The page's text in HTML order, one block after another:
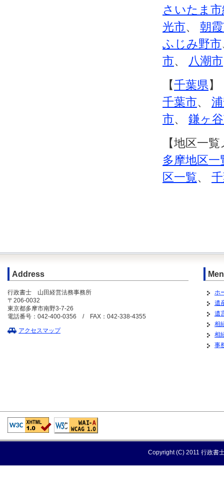
さいたま
光市、 朝
ふじみ野市
市、 八潮市
【千葉県】
千葉市、
市、 鎌ヶ
【地区一
多摩地区一
区一覧、
Address
行政書士 山田経営法務事務所
〒206-0032
東京都多摩市南野3-7-26
電話番号：042-400-0356 / FAX：042-338-4355
アクセスマップ
ホ
遺
遺
相
相
事
Copyright (C) 2011 行政書